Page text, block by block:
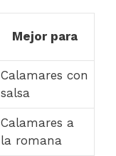
Mejor para
Calamares con
salsa
Calamares a
la romana